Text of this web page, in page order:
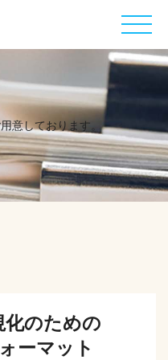
意しております。
化のための
ーマット